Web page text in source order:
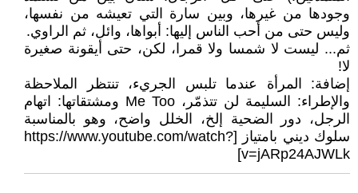
وجودها من غيرها، وبين سارة التي تعيشه من نفسها،
وليس حتى من أحب الناس إليها: أبواها، وائل، ثم الراوي.
ثم... ليست لا شمسا ولا قمرا، لكن، حتى أيقونة صغيرة
لا!
إضافة: المرأة عندما تلبس الجريء، تنتظر الملاحظة
والإطراء: السليمة لن تتذمّر، Me Too ومشتقاتها: اتهام
الرجل، دور الضحية إلخ، الخلل واضح، وهو بالمناسبة
سلوك ديني بامتياز [https://www.youtube.com/watch?
v=jARp24AJWLk]